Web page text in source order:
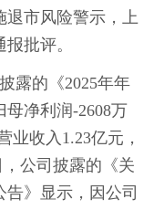
退市风险警示，上
批评。
露的《2025年年
母净利润-2608万
业收入1.23亿元，
公司披露的《关
》显示，因公司